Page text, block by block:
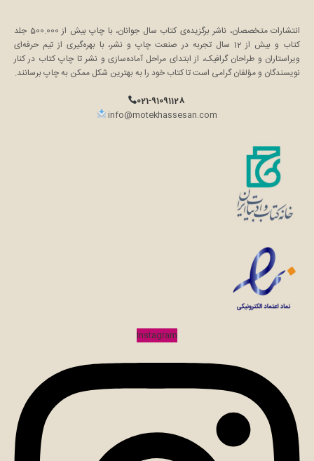
انتشارات متخصصان، ناشر برگزیده‌ی کتاب سال جوانان، با چاپ بیش از 500.000 جلد
کتاب و بیش از 12 سال تجربه در صنعت چاپ و نشر، با بهره‌گیری از تیم حرفه‌ای
ویراستاران و طراحان گرافیک، از ابتدای مراحل آماده‌سازی و نشر تا چاپ کتاب در کنار
نویسندگان و مؤلفان گرامی است تا کتاب خود را به بهترین شکل ممکن به چاپ برسانند.
021-91091128
info@motekhassesan.com
Instagram